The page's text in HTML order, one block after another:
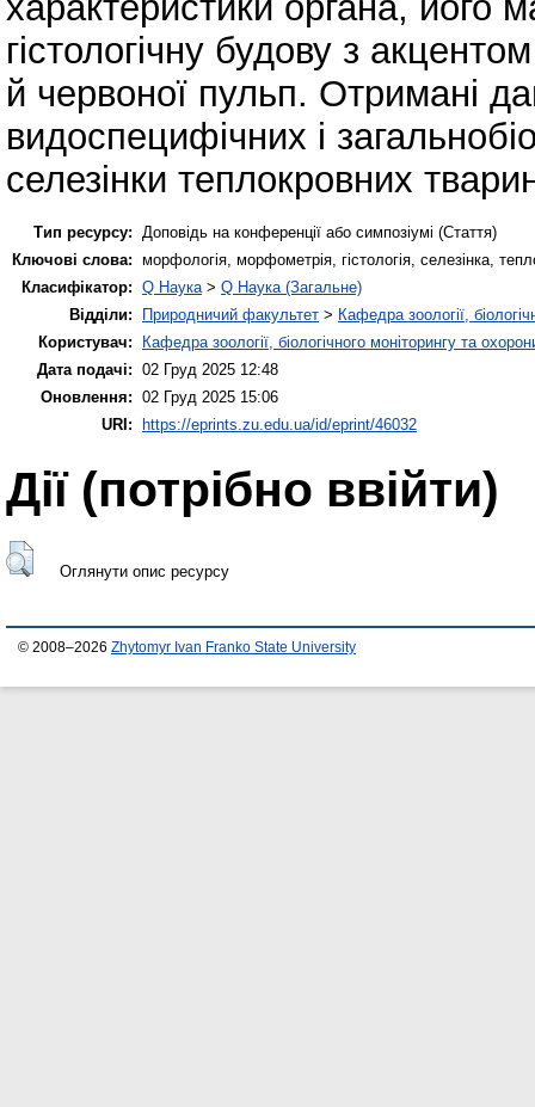
гістологічну будову з
й червоної пульп. Отримані
видоспецифічних і
селезінки теплокровних
Тип ресурсу:
Доповідь на конференції або симпозіумі (Стаття)
Ключові слова: морфологія, морфометрія, гістологія, селезінка,
Класифікатор: Q Наука > Q Наука (Загальне)
Відділи:
Природничий факультет > Кафедра зоології,
Користувач:
Кафедра зоології, біологічного моніторингу та
Дата подачі: 02 Груд 2025 12:48
Оновлення: 02 Груд 2025 15:06
URI: https://eprints.zu.edu.ua/id/eprint/46032
Дії ​​(потрібно ввійти)
Оглянути опис ресурсу
© 2008–2026 Zhytomyr Ivan Franko State University